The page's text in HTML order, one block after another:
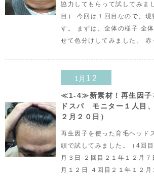
協力してもらって試してみま
目） 今回は１回目なので、現
す。 まずは、全体の様子 全
せて色分けしてみました。
1月 12
≪1-4≫新素材！再生因子
ドスパ モニター１人目
２月２０日）
再生因子を使った育毛ヘッド
頭で試してみました。（4回
月３日 ２回目２１年１２月７
月１２日 ４回目２１年１２月